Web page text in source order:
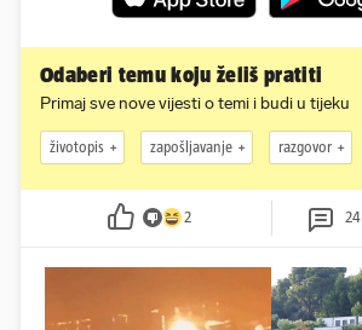
Odaberi temu koju želiš pratiti
Primaj sve nove vijesti o temi i budi u tijeku
životopis zapošljavanje razgovor
2 24